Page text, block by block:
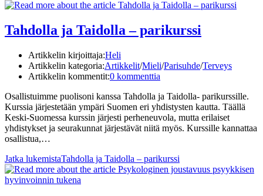
Tahdolla ja Taidolla – parikurssi
Artikkelin kirjoittaja:Heli
Artikkelin kategoria:Artikkelit/Mieli/Parisuhde/Terveys
Artikkelin kommentit:0 kommenttia
Osallistuimme puolisoni kanssa Tahdolla ja Taidolla- parikurssille.
Kurssia järjestetään ympäri Suomen eri yhdistysten kautta. Täällä
Keski-Suomessa kurssin järjesti perheneuvola, mutta erilaiset
yhdistykset ja seurakunnat järjestävät niitä myös. Kurssille kannattaa
osallistua,…
Jatka lukemistaTahdolla ja Taidolla – parikurssi